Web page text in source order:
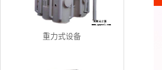
重力式设备